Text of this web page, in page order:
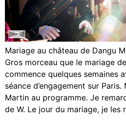
Mariage au château de Dangu
Gros morceau que le mariage
commence quelques semaines
séance d’engagement sur
Martin au programme. Je
de W. Le jour du mariage, je